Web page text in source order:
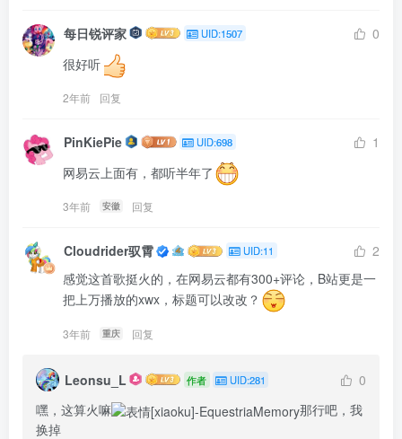
每日锐评家 UID:1507
0
很好听
2年前 回复
PinKiePie UID:698
1
网易云上面有，都听半年了
3年前 安徽 回复
Cloudrider驭霄 UID:11
2
感觉这首歌挺火的，在网易云都有300+评论，B站更是一
把上万播放的xwx，标题可以改改？
3年前 重庆 回复
Leonsu_L 作者 UID:281
0
嘿，这算火嘛
那行吧，我
换掉